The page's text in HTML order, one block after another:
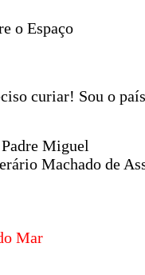
o Espaço
curiar! Sou o
Miguel
Machado de
Mar